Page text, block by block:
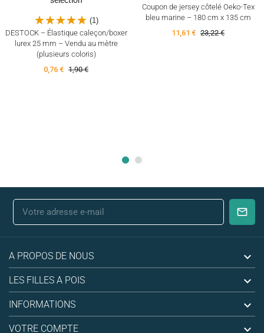
(1)
DESTOCK – Élastique caleçon/boxer
lurex 25 mm – Vendu au mètre
(plusieurs coloris)
0,76 € 1,90 €
Coupon de jersey côtelé Oeko-Tex
bleu marine – 180 cm x 135 cm
11,61 € 23,22 €
A PROPOS DE NOUS 
LES FILLES A POIS 
INFORMATIONS 
VOTRE COMPTE 